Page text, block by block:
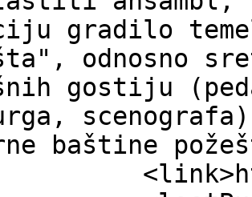
gradilo
odnosno
gostiju
baštine